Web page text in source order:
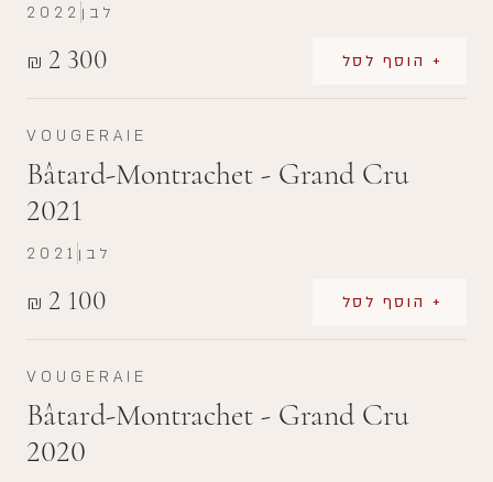
₪ 2 300 + הוסף לסל
2022 לבן
VOUGERAIE
Bâtard-Montrachet - Grand Cru
2021
₪ 2 100 + הוסף לסל
2021 לבן
VOUGERAIE
Bâtard-Montrachet - Grand Cru
2020